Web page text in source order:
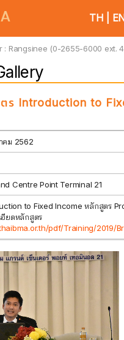
TH
: Rangsinee (0-2655-6000 ext.
ร Introduction to
คม 2562
Centre Point Terminal 21
to Fixed Income หลักสูตร
อียดหลักสูตร
pdf/Training/2019/